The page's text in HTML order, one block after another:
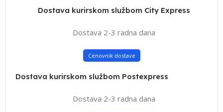
Dostava kurirskom službom City Express
Dostava 2-3 radna dana
Cenovnik dostave
Dostava kurirskom službom Postexpress
Dostava 2-3 radna dana